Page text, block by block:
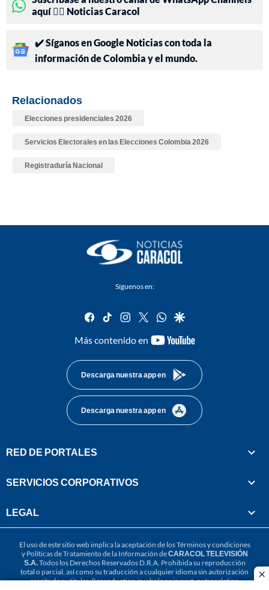
aquí 👉🏻 Noticias Caracol
✔️ Síganos en Google Noticias con toda la
información de Colombia y el mundo.
Relacionados
Elecciones presidenciales 2026
Servicios Electorales en las Elecciones Colombia 2026
Registraduría Nacional
Síguenos en:
facebook
tiktok instagram
twitterwhatsapp
google
Más contenido en
youtube-
Descarga nuestra app en
Descarga nuestra app en
RED DE PORTALES
SERVICIOS CORPORATIVOS
LEGAL
El uso de este sitio web implica la aceptación de losTérminos y condiciones
y Políticas de Tratamiento de la Información deCARACOL TELEVISIÓN
S.A.Todos los Derechos Reservados D.R.A. Prohibida su reproducción
total o parcial, así como su traducción a cualquier idioma sin autorización
escrita de su titular. Reproduction in whole or in part, or translation